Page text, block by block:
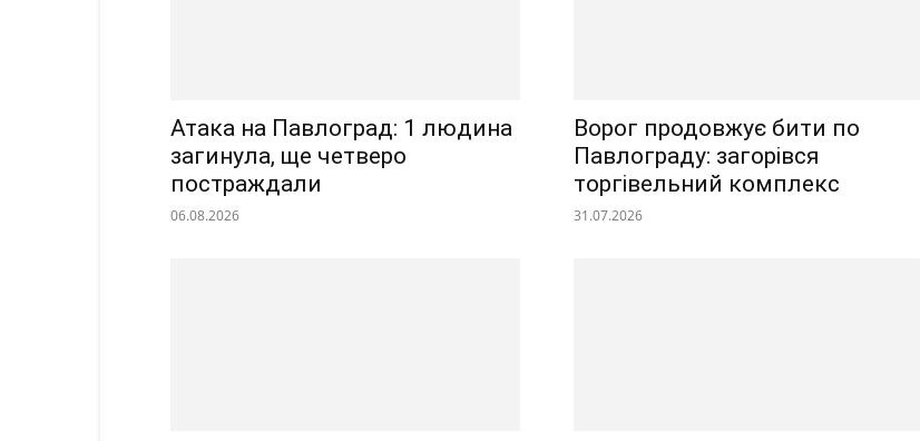
Атака на Павлоград: 1 людина
загинула, ще четверо
постраждали
06.08.2026
Ворог продовжує бити по
Павлограду: загорівся
торгівельний комплекс
31.07.2026